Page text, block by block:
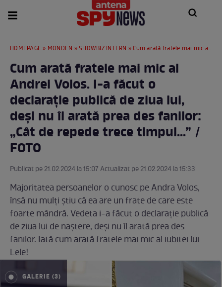
HOMEPAGE » MONDEN »SHOWBIZ INTERN » Cum arată fratele mai mic al Andrei Volos. I-a făcut o declarație publică de ziua lui, deși nu îl arată prea des fanilor: „Cât de repede trece timpul...” / FOTO
Cum arată fratele mai mic al
Andrei Volos. I-a făcut o
declarație publică de ziua lui,
deși nu îl arată prea des fanilor:
„Cât de repede trece timpul...” /
FOTO
Publicat pe 21.02.2024 la 15:07 Actualizat pe 21.02.2024 la 15:33
Majoritatea persoanelor o cunosc pe Andra Volos,
însă nu mulți știu că ea are un frate de care este
foarte mândră. Vedeta i-a făcut o declarație publică
de ziua lui de naștere, deși nu îl arată prea des
fanilor. Iată cum arată fratele mai mic al iubitei lui
Lele!
GALERIE (3)